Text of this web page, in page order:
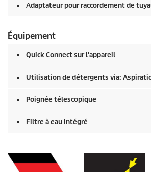
Adaptateur pour raccordement de
Équipement
Quick Connectsur l'appareil
Utilisation de détergents via:
Poignée télescopique
Filtre à eau intégré